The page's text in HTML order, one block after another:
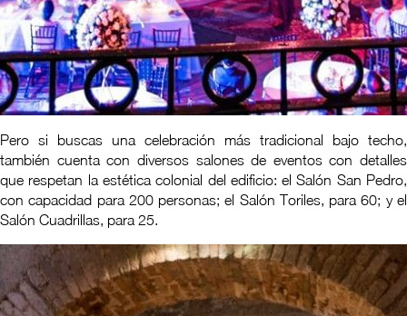
Pero si buscas una celebración más tradicional bajo techo,
también cuenta con diversos salones de eventos con detalles
que respetan la estética colonial del edificio: el Salón San Pedro,
con capacidad para 200 personas; el Salón Toriles, para 60; y el
Salón Cuadrillas, para 25.